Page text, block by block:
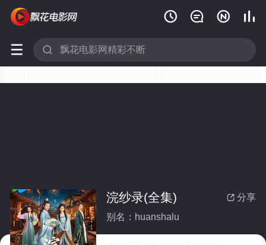
   
 
 分享
浣纱录(全集)
别名：huanshalu